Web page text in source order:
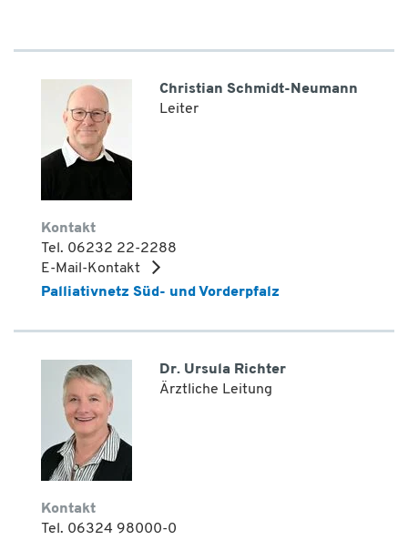
Christian Schmidt-Neumann
Leiter
Kontakt
Tel. 06232 22-2288
E-Mail-Kontakt
Palliativnetz Süd- und Vorderpfalz
Dr. Ursula Richter
Ärztliche Leitung
Kontakt
Tel. 06324 98000-0